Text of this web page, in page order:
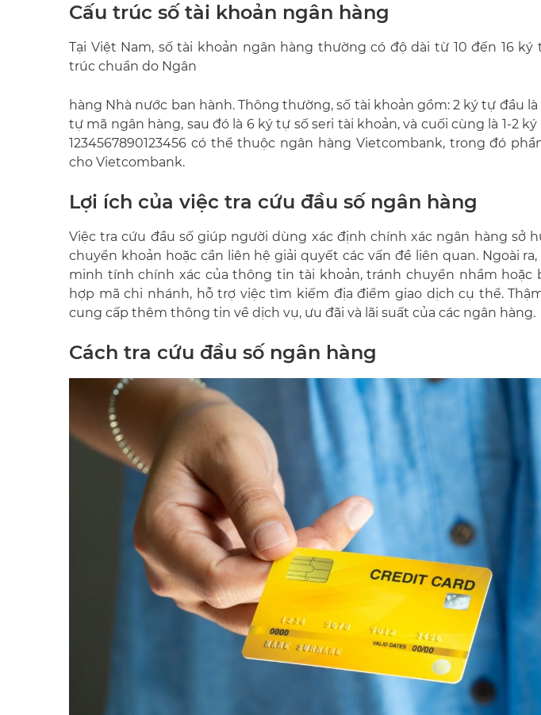
Cấu trúc số tài khoản ngân hàng
Tại Việt Nam, số tài khoản ngân hàng thường có độ dài từ 10 đến 16
trúc chuẩn do Ngân
hàng Nhà nước ban hành. Thông thường, số tài khoản gồm: 2 ký tự đầu
tự mã ngân hàng, sau đó là 6 ký tự số seri tài khoản, và cuối cùng là 1-2
1234567890123456 có thể thuộc ngân hàng Vietcombank, trong đó
cho Vietcombank.
Lợi ích của việc tra cứu đầu số ngân hàng
Việc tra cứu đầu số giúp người dùng xác định chính xác ngân hàng sở
chuyển khoản hoặc cần liên hệ giải quyết các vấn đề liên quan. Ngoài
minh tính chính xác của thông tin tài khoản, tránh chuyển nhầm hoặc
hợp mã chi nhánh, hỗ trợ việc tìm kiếm địa điểm giao dịch cụ thể.
cung cấp thêm thông tin về dịch vụ, ưu đãi và lãi suất của các ngân hàng.
Cách tra cứu đầu số ngân hàng